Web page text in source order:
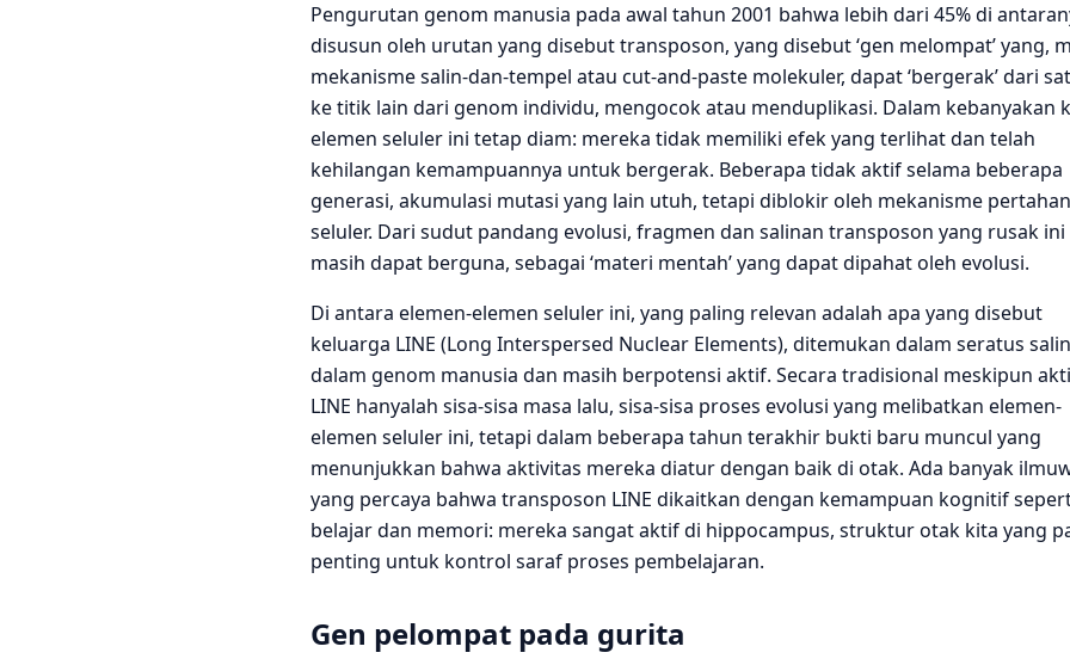
Pengurutan genom manusia pada awal tahun 2001 bahwa lebih dari 45% di
disusun oleh urutan yang disebut transposon, yang disebut ‘gen melompat’ yang,
mekanisme salin-dan-tempel atau cut-and-paste molekuler, dapat ‘bergerak’ dari
ke titik lain dari genom individu, mengocok atau menduplikasi. Dalam kebanyakan
elemen seluler ini tetap diam: mereka tidak memiliki efek yang terlihat dan telah
kehilangan kemampuannya untuk bergerak. Beberapa tidak aktif selama beberapa
generasi, akumulasi mutasi yang lain utuh, tetapi diblokir oleh mekanisme
seluler. Dari sudut pandang evolusi, fragmen dan salinan transposon yang rusak ini
masih dapat berguna, sebagai ‘materi mentah’ yang dapat dipahat oleh evolusi.
Di antara elemen-elemen seluler ini, yang paling relevan adalah apa yang disebut
keluarga LINE (Long Interspersed Nuclear Elements), ditemukan dalam seratus
dalam genom manusia dan masih berpotensi aktif. Secara tradisional meskipun
LINE hanyalah sisa-sisa masa lalu, sisa-sisa proses evolusi yang melibatkan elemen-
elemen seluler ini, tetapi dalam beberapa tahun terakhir bukti baru muncul yang
menunjukkan bahwa aktivitas mereka diatur dengan baik di otak. Ada banyak
yang percaya bahwa transposon LINE dikaitkan dengan kemampuan kognitif
belajar dan memori: mereka sangat aktif di hippocampus, struktur otak kita yang
penting untuk kontrol saraf proses pembelajaran.
Gen pelompat pada gurita